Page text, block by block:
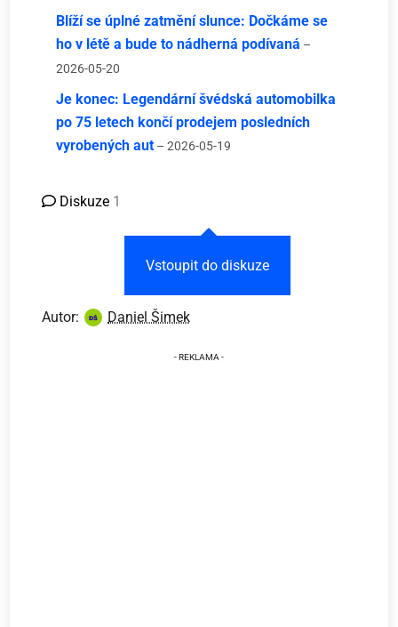
Blíží se úplné zatmění slunce: Dočkáme se
ho v létě a bude to nádherná podívaná –
2026-05-20
Je konec: Legendární švédská automobilka
po 75 letech končí prodejem posledních
vyrobených aut – 2026-05-19
Diskuze 1
Vstoupit do diskuze
Autor: Daniel Šimek